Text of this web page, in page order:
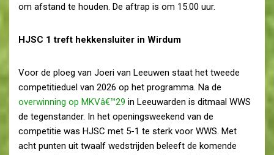
om afstand te houden. De aftrap is om 15.00 uur.
HJSC 1 treft hekkensluiter in Wirdum
Voor de ploeg van Joeri van Leeuwen staat het tweede
competitieduel van 2026 op het programma. Na de
overwinning op MKVâ€™29 in Leeuwarden is ditmaal WWS
de tegenstander. In het openingsweekend van de
competitie was HJSC met 5-1 te sterk voor WWS. Met
acht punten uit twaalf wedstrijden beleeft de komende